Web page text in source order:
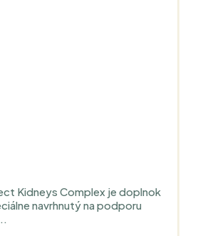
Kidneys Complex je doplnok
navrhnutý na podporu